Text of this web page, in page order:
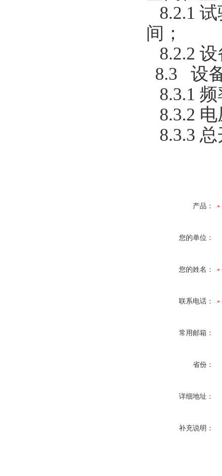
8.2.1
间；
8.2.2
8.3 设
8.3.1
8.3.2
8.3.3
产品：
您的单位：
您的姓名：
联系电话：
常用邮箱：
省份：
详细地址：
补充说明：